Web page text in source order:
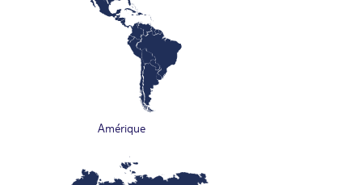
Amérique